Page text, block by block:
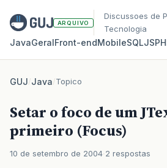
ARQUIVO
Discussoes de
Tecnologia
JavaGeralFront‑endMobileSQLJS
GUJ/Java/Topico
Setar o foco de um
primeiro (Focus)
10 de setembro de 2004 2 respostas